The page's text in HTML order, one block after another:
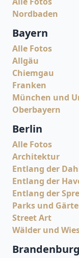
Nordbaden
Bayern
Alle Fotos
Allgäu
Chiemgau
Franken
München und
Oberbayern
Berlin
Alle Fotos
Architektur
Entlang der
Entlang der
Entlang der
Parks und
Street Art
Wälder und
Brandenburg